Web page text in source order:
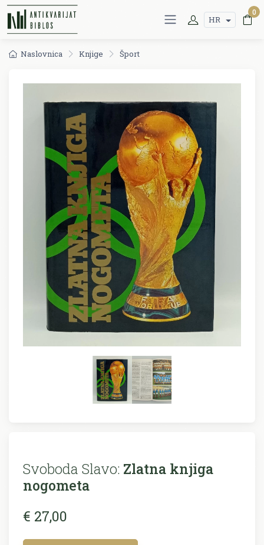
HR
0
Naslovnica Knjige Šport
Svoboda Slavo: Zlatna knjiga
nogometa
€ 27,00